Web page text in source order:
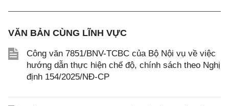
VĂN BẢN CÙNG LĨNH VỰC
Công văn 7851/BNV-TCBC của Bộ Nội vụ về việc
hướng dẫn thực hiện chế độ, chính sách theo Nghị
định 154/2025/NĐ-CP